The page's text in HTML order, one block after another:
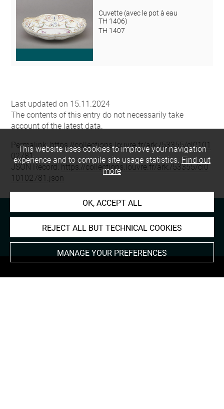
Cuvette (avec le pot à eau
TH 1406)
TH 1407
Last updated on 15.11.2024
The contents of this entry do not necessarily take
account of the latest data.
Permalink:https://collections.louvre.fr/ark:/53355/cl0101
02781
JSON Record: https://collections.louvre.fr/ark:/53355/cl0
10102781.json
This website uses cookies to improve your navigation
experience and to compile site usage statistics. Find out
more
OK, ACCEPT ALL
REJECT ALL BUT TECHNICAL COOKIES
MANAGE YOUR PREFERENCES